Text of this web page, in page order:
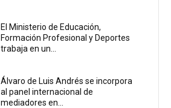
El Ministerio de Educación,
Formación Profesional y Deportes
trabaja en un...
Álvaro de Luis Andrés se incorpora
al panel internacional de
mediadores en...